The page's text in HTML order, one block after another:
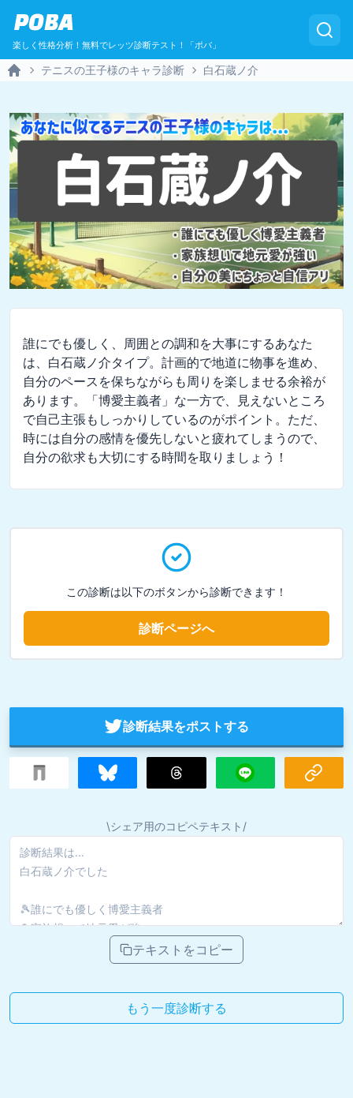
POBA
楽しく性格分析！無料でレッツ診断テスト！「ポバ」
テニスの王子様のキャラ診断 白石蔵ノ介
誰にでも優しく、周囲との調和を大事にするあなた
は、白石蔵ノ介タイプ。計画的で地道に物事を進め、
自分のペースを保ちながらも周りを楽しませる余裕が
あります。「博愛主義者」な一方で、見えないところ
で自己主張もしっかりしているのがポイント。ただ、
時には自分の感情を優先しないと疲れてしまうので、
自分の欲求も大切にする時間を取りましょう！
この診断は以下のボタンから診断できます！
診断ページへ
診断結果をポストする
\シェア用のコピペテキスト/
テキストをコピー
もう一度診断する